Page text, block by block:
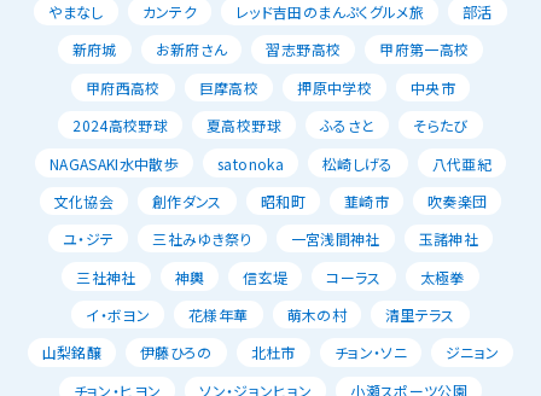
やまなし
カンテク レッド吉田のまんぷくグルメ旅
部活
新府城
お新府さん 習志野高校
甲府第一高校
甲府西高校
巨摩高校 押原中学校
中央市
2024高校野球
夏高校野球 ふるさと
そらたび
NAGASAKI水中散歩
satonoka 松崎しげる
八代亜紀
文化協会
創作ダンス 昭和町 韮崎市
吹奏楽団
ユ・ジテ
三社みゆき祭り 一宮浅間神社
玉諸神社
三社神社
神輿 信玄堤 コーラス
太極拳
イ・ボヨン
花様年華 萌木の村
清里テラス
山梨銘醸
伊藤ひろの 北杜市 チョン・ソニ
ジニョン
チョン・ヒヨン
ソン・ジョンヒョン 小瀬スポーツ公園